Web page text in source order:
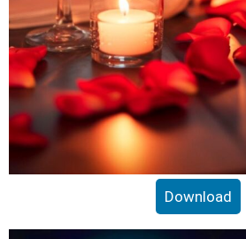
Download